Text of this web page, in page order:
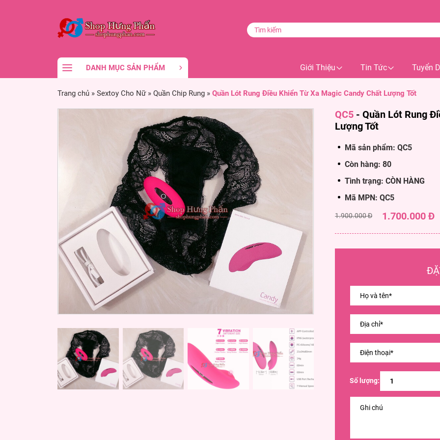
DANH MỤC SẢN PHẨM Giới Thiệu Tin Tức Tuyển
Trang chủ » Sextoy Cho Nữ» Quần Chip Rung » Quần Lót Rung Điều Khiển Từ Xa Magic Candy Chất Lượng Tốt
QC5 - Quần Lót Rung
Lượng Tốt
Mã sản phẩm: QC5
Còn hàng: 80
Tình trạng: CÒN HÀNG
Mã MPN: QC5
1.900.000 Đ 1.700.000 Đ
Số lượng: